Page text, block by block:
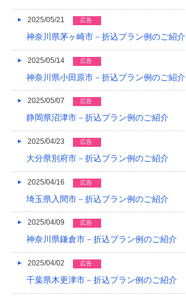
2016/02
2016/01
2015/12
2015/10
2015/09
2015/08
2015/07
2015/06
2014/12
2014/11
2025/05/21 広告
神奈川県茅ヶ崎市－折込プラン例のご紹介
2025/05/14 広告
神奈川県小田原市－折込プラン例のご紹介
2025/05/07 広告
静岡県沼津市－折込プラン例のご紹介
2025/04/23 広告
大分県別府市－折込プラン例のご紹介
2025/04/16 広告
埼玉県入間市－折込プラン例のご紹介
2025/04/09 広告
神奈川県鎌倉市－折込プラン例のご紹介
2025/04/02 広告
千葉県木更津市－折込プラン例のご紹介